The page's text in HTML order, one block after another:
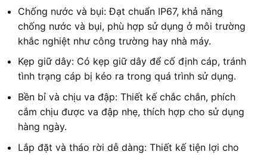
Chống nước và bụi: Đạt chuẩn IP67, khả năng
chống nước và bụi, phù hợp sử dụng ở môi trường
khắc nghiệt như công trường hay nhà máy.
Kẹp giữ dây: Có kẹp giữ dây để cố định cáp, tránh
tình trạng cáp bị kéo ra trong quá trình sử dụng.
Bền bỉ và chịu va đập: Thiết kế chắc chắn, phích
cắm chịu được va đập nhẹ, thích hợp cho sử dụng
hàng ngày.
Lắp đặt và tháo rời dễ dàng: Thiết kế tiện lợi cho